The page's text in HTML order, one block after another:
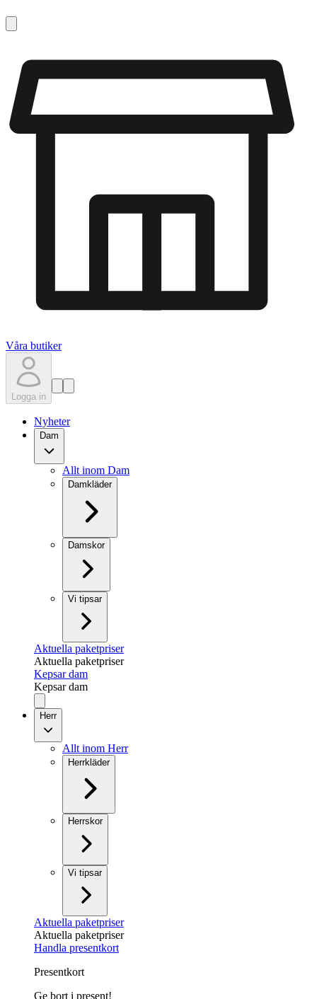
Våra butiker
Logga in
Nyheter
Dam
Allt inom Dam
Damkläder
Damskor
Vi tipsar
Aktuella paketpriser
Aktuella paketpriser
Kepsar dam
Kepsar dam
Herr
Allt inom Herr
Herrkläder
Herrskor
Vi tipsar
Aktuella paketpriser
Aktuella paketpriser
Handla presentkort
Presentkort
Ge bort i present!